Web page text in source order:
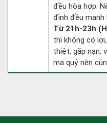
đều hòa hợp.
đình đều mạnh
Từ 21h-23h
thì không có
thiệt, gặp nạn,
ma quỷ nên